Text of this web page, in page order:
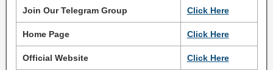
Join Our Telegram Group Click Here
Home Page Click Here
Official Website Click Here